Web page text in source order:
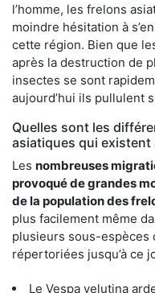
l’homme, les frelons
moindre hésitation à
cette région. Bien que
après la destruction de
insectes se sont
aujourd’hui ils pullulent
Quelles sont les
asiatiques qui existent
Les nombreuses
provoqué de grandes
de la population des
plus facilement même
plusieurs sous-espèces
répertoriées jusqu’à ce
Le Vespa velutina